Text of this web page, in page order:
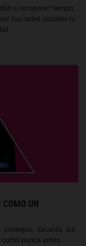
a recuperar tiempo,
tus redes sociales ni
UN
sacarás los
nunca antes.